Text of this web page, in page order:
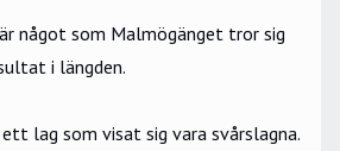
något som Malmögänget tror sig
i längden.
lag som visat sig vara svårslagna.